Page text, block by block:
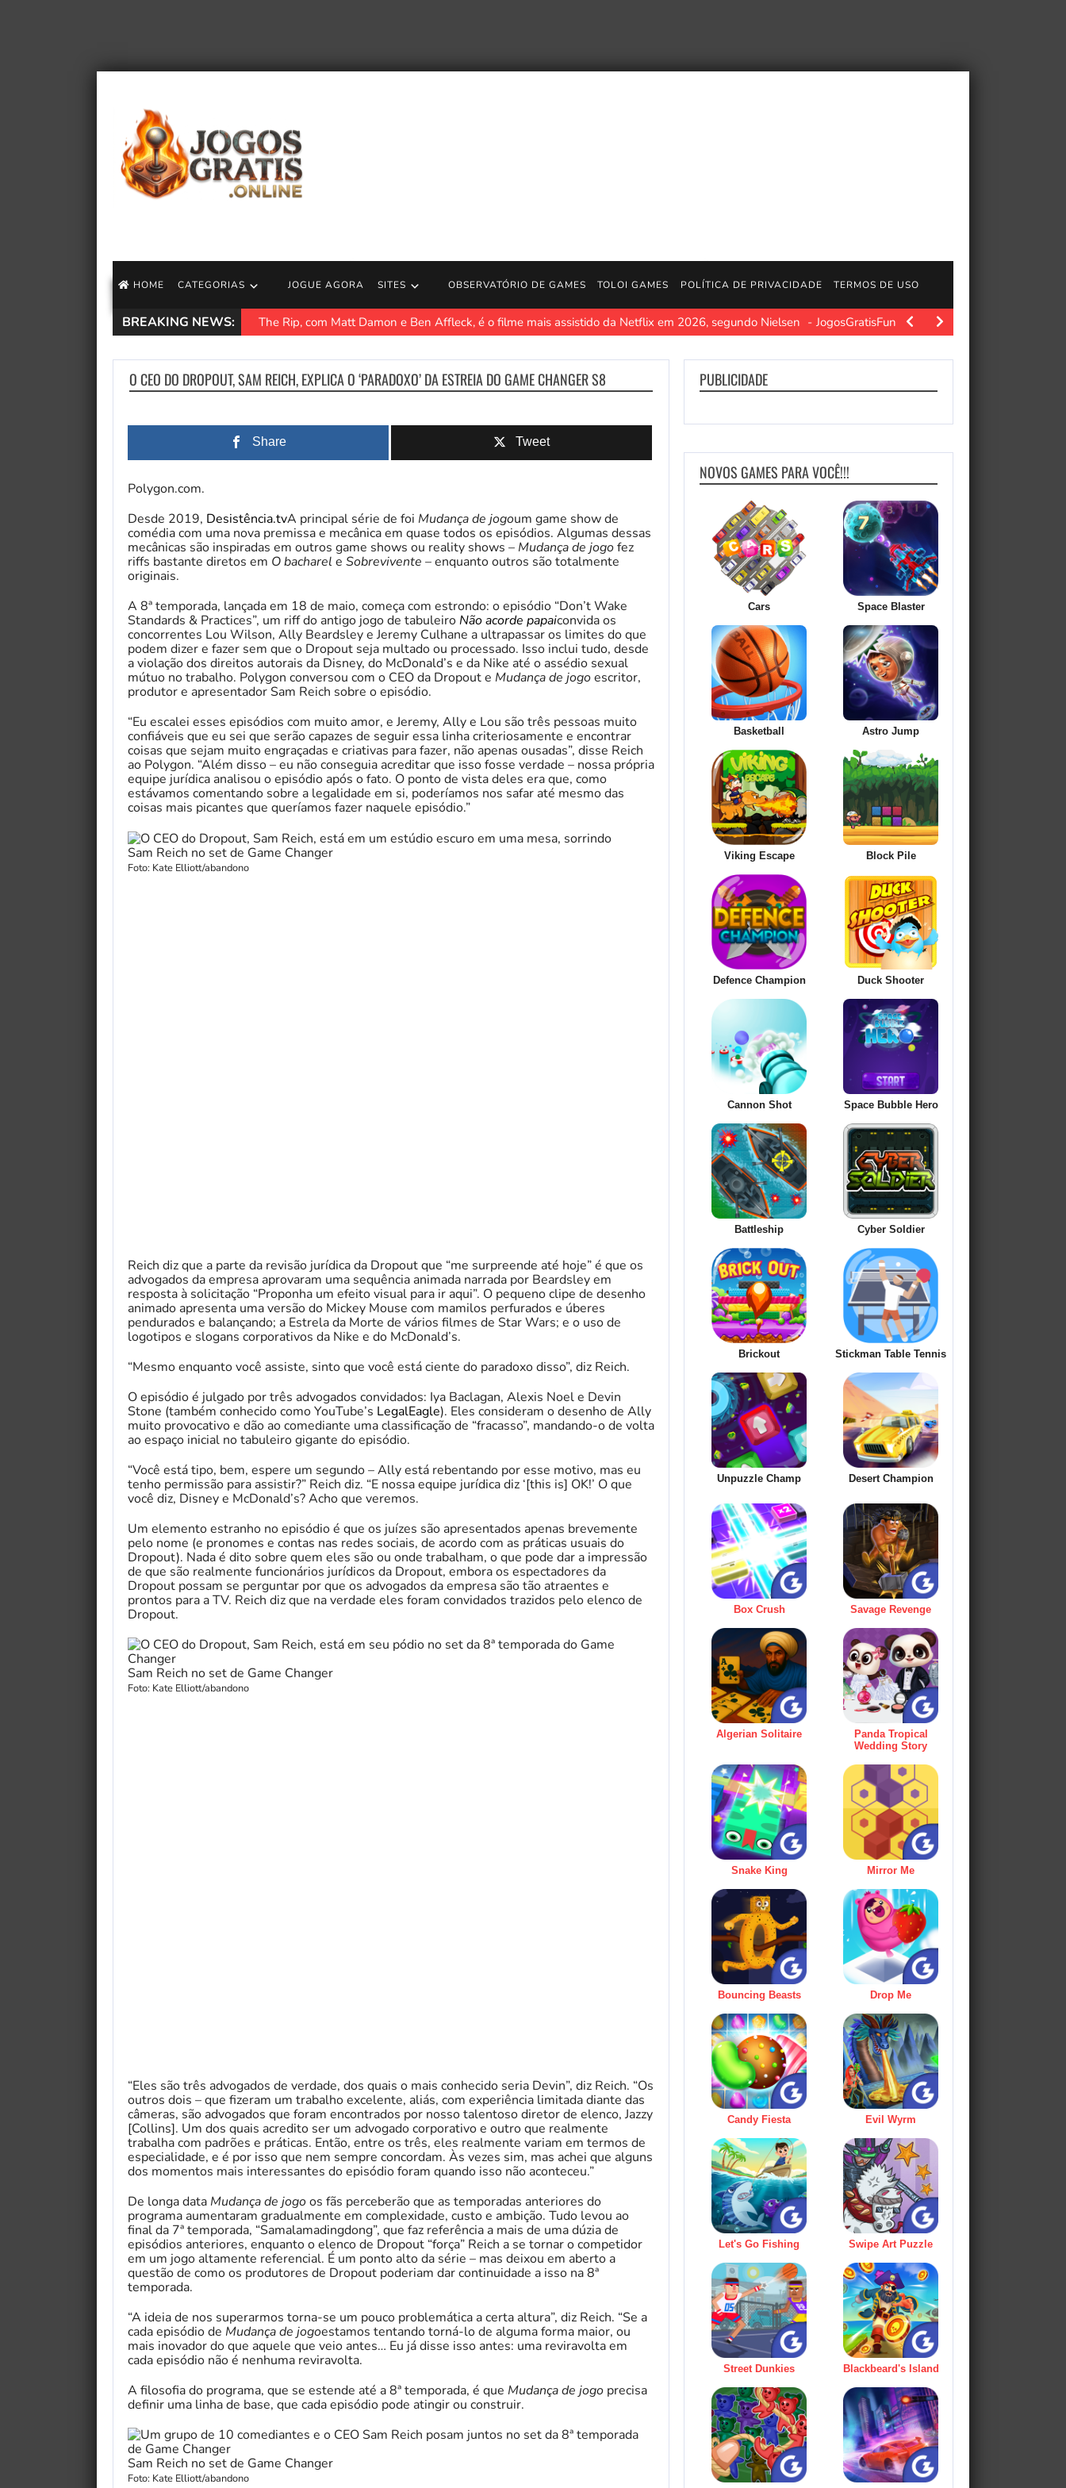
HOME CATEGORIAS JOGUE AGORA SITES OBSERVATÓRIO DE GAMES TOLOI GAMES POLÍTICA DE PRIVACIDADE TERMOS DE USO
BREAKING NEWS: The Rip, com Matt Damon e Ben Affleck, é o filme mais assistido da Netflix em 2026, segundo Nielsen JogosGratisFun. Matt Damon vive um dos
O CEO DO DROPOUT, SAM REICH, EXPLICA O ‘PARADOXO’ DA ESTREIA DO GAME CHANGER S8
Share Tweet
Polygon.com.
Desde 2019, Desistência.tvA principal série de foi Mudança de jogoum game show de
comédia com uma nova premissa e mecânica em quase todos os episódios. Algumas dessas
mecânicas são inspiradas em outros game shows ou reality shows – Mudança de jogofez
riffs bastante diretos em O bacharel e Sobrevivente – enquanto outros são totalmente
originais.
A 8ª temporada, lançada em 18 de maio, começa com estrondo: o episódio “Don’t Wake
Standards & Practices”, um riff do antigo jogo de tabuleiro Não acorde papaiconvida os
concorrentes Lou Wilson, Ally Beardsley e Jeremy Culhane a ultrapassar os limites do que
podem dizer e fazer sem que o Dropout seja multado ou processado. Isso inclui tudo, desde
a violação dos direitos autorais da Disney, do McDonald’s e da Nike até o assédio sexual
mútuo no trabalho. Polygon conversou com o CEO da Dropout e Mudança de jogoescritor,
produtor e apresentador Sam Reich sobre o episódio.
“Eu escalei esses episódios com muito amor, e Jeremy, Ally e Lou são três pessoas muito
confiáveis ​​que eu sei que serão capazes de seguir essa linha criteriosamente e encontrar
coisas que sejam muito engraçadas e criativas para fazer, não apenas ousadas”, disse Reich
ao Polygon. “Além disso – eu não conseguia acreditar que isso fosse verdade – nossa própria
equipe jurídica analisou o episódio após o fato. O ponto de vista deles era que, como
estávamos comentando sobre a legalidade em si, poderíamos nos safar até mesmo das
coisas mais picantes que queríamos fazer naquele episódio.”
Sam Reich no set de Game Changer
Foto: Kate Elliott/abandono
Reich diz que a parte da revisão jurídica da Dropout que “me surpreende até hoje” é que os
advogados da empresa aprovaram uma sequência animada narrada por Beardsley em
resposta à solicitação “Proponha um efeito visual para ir aqui”. O pequeno clipe de desenho
animado apresenta uma versão do Mickey Mouse com mamilos perfurados e úberes
pendurados e balançando; a Estrela da Morte de vários filmes de Star Wars; e o uso de
logotipos e slogans corporativos da Nike e do McDonald’s.
“Mesmo enquanto você assiste, sinto que você está ciente do paradoxo disso”, diz Reich.
O episódio é julgado por três advogados convidados: Iya Baclagan, Alexis Noel e Devin
Stone (também conhecido como YouTube’s LegalEagle). Eles consideram o desenho de Ally
muito provocativo e dão ao comediante uma classificação de “fracasso”, mandando-o de volta
ao espaço inicial no tabuleiro gigante do episódio.
“Você está tipo, bem, espere um segundo – Ally está rebentando por esse motivo, mas eu
tenho permissão para assistir?” Reich diz. “E nossa equipe jurídica diz ‘[this is] OK!’ O que
você diz, Disney e McDonald’s? Acho que veremos.
Um elemento estranho no episódio é que os juízes são apresentados apenas brevemente
pelo nome (e pronomes e contas nas redes sociais, de acordo com as práticas usuais do
Dropout). Nada é dito sobre quem eles são ou onde trabalham, o que pode dar a impressão
de que são realmente funcionários jurídicos da Dropout, embora os espectadores da
Dropout possam se perguntar por que os advogados da empresa são tão atraentes e
prontos para a TV. Reich diz que na verdade eles foram convidados trazidos pelo elenco de
Dropout.
Sam Reich no set de Game Changer
Foto: Kate Elliott/abandono
“Eles são três advogados de verdade, dos quais o mais conhecido seria Devin”, diz Reich. “Os
outros dois – que fizeram um trabalho excelente, aliás, com experiência limitada diante das
câmeras, são advogados que foram encontrados por nosso talentoso diretor de elenco, Jazzy
[Collins]. Um dos quais acredito ser um advogado corporativo e outro que realmente
trabalha com padrões e práticas. Então, entre os três, eles realmente variam em termos de
especialidade, e é por isso que nem sempre concordam. Às vezes sim, mas achei que alguns
dos momentos mais interessantes do episódio foram quando isso não aconteceu.”
De longa data Mudança de jogoos fãs perceberão que as temporadas anteriores do
programa aumentaram gradualmente em complexidade, custo e ambição. Tudo levou ao
final da 7ª temporada, “Samalamadingdong”, que faz referência a mais de uma dúzia de
episódios anteriores, enquanto o elenco de Dropout “força” Reich a se tornar o competidor
em um jogo altamente referencial. É um ponto alto da série – mas deixou em aberto a
questão de como os produtores de Dropout poderiam dar continuidade a isso na 8ª
temporada.
“A ideia de nos superarmos torna-se um pouco problemática a certa altura”, diz Reich. “Se a
cada episódio de Mudança de jogoestamos tentando torná-lo de alguma forma maior, ou
mais inovador do que aquele que veio antes… Eu já disse isso antes: uma reviravolta em
cada episódio não é nenhuma reviravolta.
A filosofia do programa, que se estende até a 8ª temporada, é que Mudança de jogo precisa
definir uma linha de base, que cada episódio pode atingir ou construir.
Sam Reich no set de Game Changer
Foto: Kate Elliott/abandono
PUBLICIDADE
NOVOS GAMES PARA VOCÊ!!!
Cars Space Blaster
Basketball Astro Jump
Viking Escape Block Pile
Defence Champion Duck Shooter
Cannon Shot Space Bubble Hero
Battleship Cyber Soldier
Brickout Stickman Table Tennis
Unpuzzle Champ Desert Champion
Box Crush Savage Revenge
Algerian Solitaire
Panda Tropical
Wedding Story
Snake King Mirror Me
Bouncing Beasts Drop Me
Candy Fiesta Evil Wyrm
Let's Go Fishing Swipe Art Puzzle
Street Dunkies Blackbeard's Island